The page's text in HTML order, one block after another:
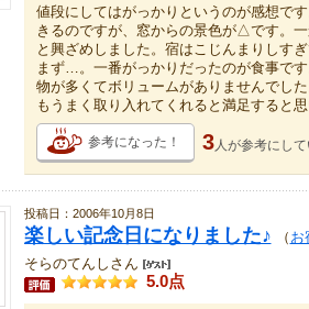
値段にしてはがっかりというのが感想で
きるのですが、窓からの景色が△です。
と興ざめしました。宿はこじんまりしす
まず…。一番がっかりだったのが食事で
物が多くてボリュームがありませんでし
もうまく取り入れてくれると満足すると思
参考になった！ 3人が参考にして
投稿日：2006年10月8日
楽しい記念日になりました♪ （ お
そらのてんしさん
5.0点